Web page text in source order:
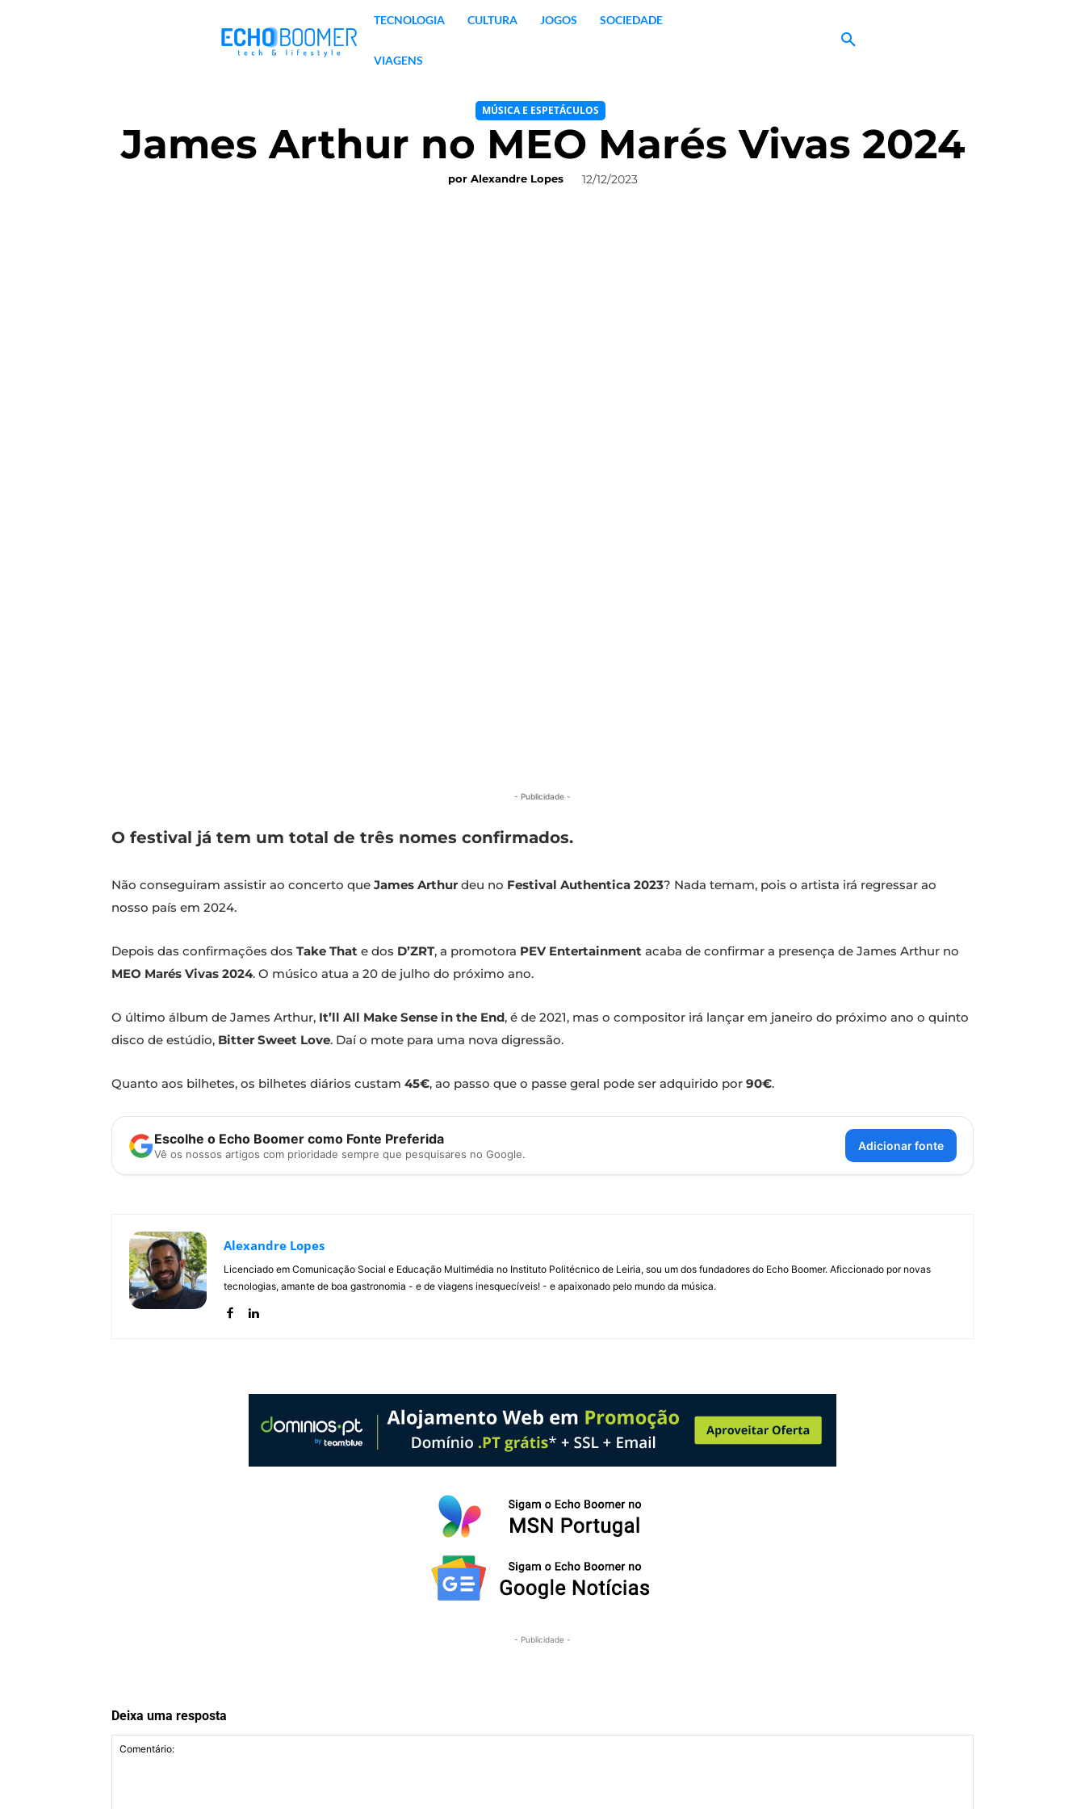
TECNOLOGIA CULTURA JOGOS SOCIEDADE
VIAGENS
MÚSICA E ESPETÁCULOS
James Arthur no MEO Marés Vivas 2024
por Alexandre Lopes 12/12/2023
- Publicidade -
O festival já tem um total de três nomes confirmados.
Não conseguiram assistir ao concerto que James Arthur deu no Festival Authentica 2023? Nada temam, pois o artista irá regressar ao
nosso país em 2024.
Depois das confirmações dos Take That e dos D’ZRT, a promotora PEV Entertainment acaba de confirmar a presença de James Arthur no
MEO Marés Vivas 2024. O músico atua a 20 de julho do próximo ano.
O último álbum de James Arthur, It’ll All Make Sense in the End, é de 2021, mas o compositor irá lançar em janeiro do próximo ano o quinto
disco de estúdio, Bitter Sweet Love. Daí o mote para uma nova digressão.
Quanto aos bilhetes, os bilhetes diários custam 45€, ao passo que o passe geral pode ser adquirido por 90€.
Escolhe o Echo Boomer como Fonte Preferida
Vê os nossos artigos com prioridade sempre que pesquisares no Google.
Adicionar fonte
Alexandre Lopes
Licenciado em Comunicação Social e Educação Multimédia no Instituto Politécnico de Leiria, sou um dos fundadores do Echo Boomer. Aficcionado por novas
tecnologias, amante de boa gastronomia - e de viagens inesquecíveis! - e apaixonado pelo mundo da música.
- Publicidade -
Deixa uma resposta